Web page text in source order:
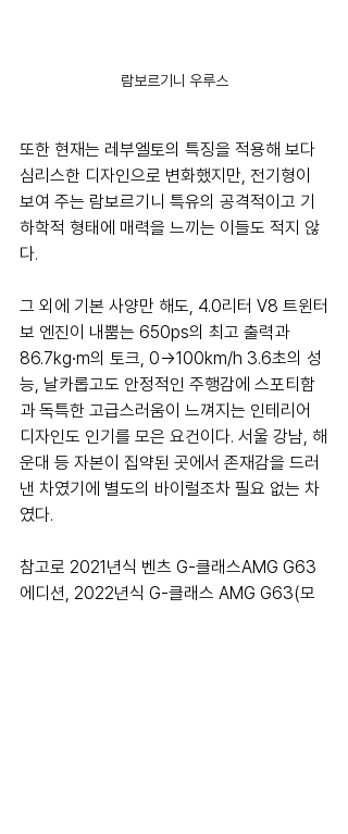
람보르기니 우루스
또한 현재는 레부엘토의 특징을 적용해 보다
심리스한 디자인으로 변화했지만, 전기형이
보여 주는 람보르기니 특유의 공격적이고 기
하학적 형태에 매력을 느끼는 이들도 적지 않
다.
그 외에 기본 사양만 해도, 4.0리터 V8 트윈터
보 엔진이 내뿜는 650ps의 최고 출력과
86.7kg∙m의 토크, 0→100km/h 3.6초의 성
능, 날카롭고도 안정적인 주행감에 스포티함
과 독특한 고급스러움이 느껴지는 인테리어
디자인도 인기를 모은 요건이다. 서울 강남, 해
운대 등 자본이 집약된 곳에서 존재감을 드러
낸 차였기에 별도의 바이럴조차 필요 없는 차
였다.
참고로 2021년식 벤츠 G-클래스AMG G63
에디션, 2022년식 G-클래스 AMG G63(모